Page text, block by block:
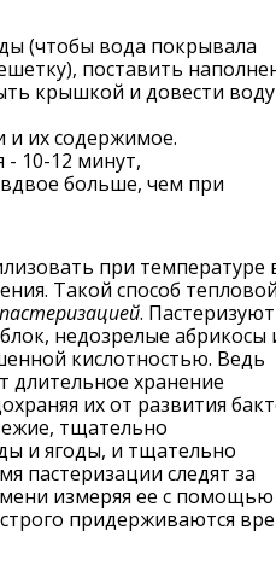
(чтобы вода покрывала
поставить
крышкой и довести
и их содержимое.
10-12 минут,
больше, чем при
при температуре
Такой способ тепловой
пастеризацией. Пастеризуют
недозрелые абрикосы
кислотностью. Ведь
длительное хранение
их от развития
тщательно
и ягоды, и тщательно
пастеризации следят за
измеряя ее с помощью
придерживаются